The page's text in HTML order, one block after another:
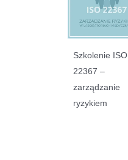
Szkolenie ISO
22367 –
zarządzanie
ryzykiem